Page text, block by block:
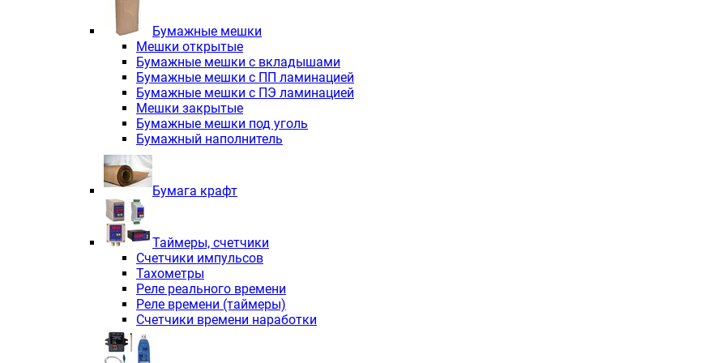
Электродвигатели асинхронные трёхфазные с тормозом INNOVARI
Электродвигатели асинхронные трёхфазные взрывозащищенные INNOVARI
Трехфазные асинхронные электродвигатели INNORED
Независимая вентиляция INNORED
Взрывозащищенная независимая вентиляция INNOVARI
Одноступенчатые цилиндрические редукторы INNORED
Экономичные червячные редукторы INNORED в квадратном корпусе
Компактные мотор-редукторы INNORED
Компактные мотор-редукторы INNORED MC
Вибраторы INNORED
Вариаторы INNORED
Бумажные мешки
Мешки открытые
Бумажные мешки с вкладышами
Бумажные мешки с ПП ламинацией
Бумажные мешки с ПЭ ламинацией
Мешки закрытые
Бумажные мешки под уголь
Бумажный наполнитель
Бумага крафт
Таймеры, счетчики
Счетчики импульсов
Тахометры
Реле реального времени
Реле времени (таймеры)
Счетчики времени наработки